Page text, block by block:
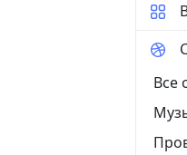
Все